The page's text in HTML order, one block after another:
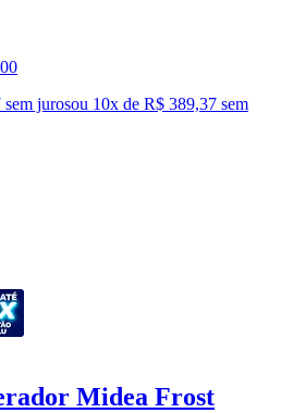
00
jurosou 10x de R$ 389,37 sem
Midea Frost